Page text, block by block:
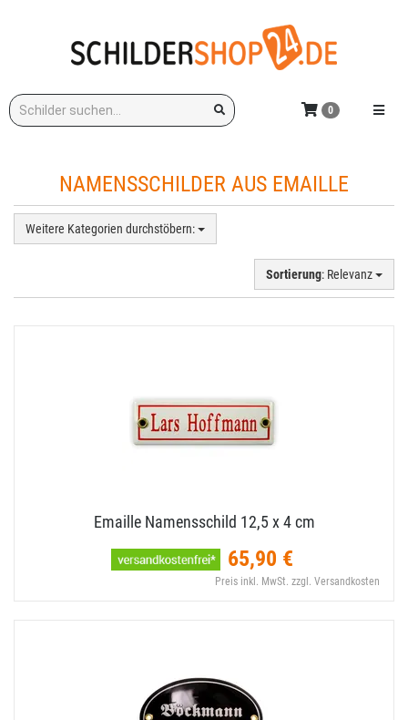
Stichwort: Menü
0
NAMENSSCHILDER AUS EMAILLE
Weitere Kategorien durchstöbern:
Sortierung: Relevanz
Emaille Namensschild 12,​5 x 4 cm
65,90 €
Preis inkl. MwSt. zzgl. Versandkosten